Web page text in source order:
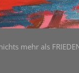
mehr als